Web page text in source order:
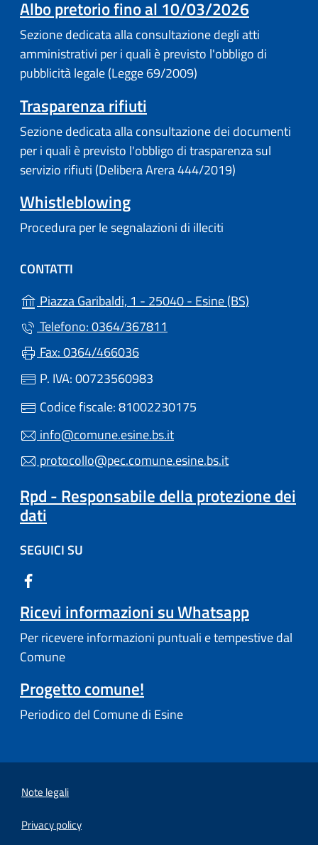
Albo pretorio fino al 10/03/2026
Sezione dedicata alla consultazione degli atti
amministrativi per i quali è previsto l'obbligo di
pubblicità legale (Legge 69/2009)
Trasparenza rifiuti
Sezione dedicata alla consultazione dei documenti
per i quali è previsto l'obbligo di trasparenza sul
servizio rifiuti (Delibera Arera 444/2019)
Whistleblowing
Procedura per le segnalazioni di illeciti
CONTATTI
Piazza Garibaldi, 1 - 25040 - Esine (BS)
Telefono: 0364/367811
Fax: 0364/466036
P. IVA: 00723560983
Codice fiscale: 81002230175
info@comune.esine.bs.it
protocollo@pec.comune.esine.bs.it
Rpd - Responsabile della protezione dei
dati
SEGUICI SU
Ricevi informazioni su Whatsapp
Per ricevere informazioni puntuali e tempestive dal
Comune
Progetto comune!
Periodico del Comune di Esine
Note legali
Privacy policy